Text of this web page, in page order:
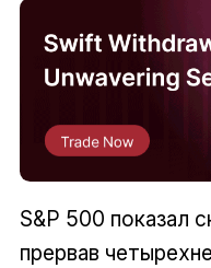
S&P 500 показал
прервав